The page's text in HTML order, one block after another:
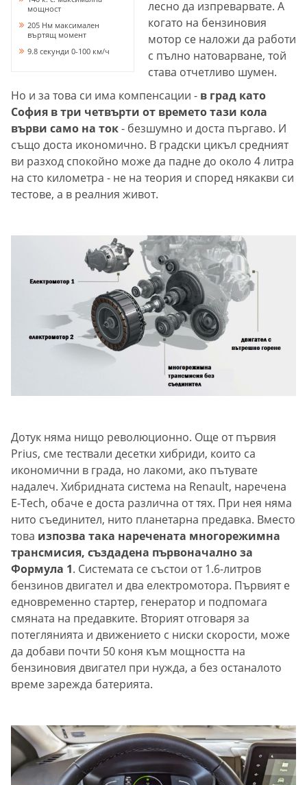
мощност
205 Нм максимален
въртящ момент
9.8 секунди 0-100 км/ч
лесно да изпреварвате. А
когато на бензиновия
мотор се наложи да работи
с пълно натоварване, той
става отчетливо шумен.
Но и за това си има компенсации - в град като
София в три четвърти от времето тази кола
върви само на ток- безшумно и доста пъргаво. И
също доста икономично. В градски цикъл средният
ви разход спокойно може да падне до около 4 литра
на сто километра - не на теория и според някакви си
тестове, а в реалния живот.
Дотук няма нищо революционно. Още от първия
Prius, сме тествали десетки хибриди, които са
икономични в града, но лакоми, ако пътувате
надалеч. Хибридната система на Renault, наречена
E-Теch, обаче е доста различна от тях. При нея няма
нито съединител, нито планетарна предавка. Вместо
това изпозва така наречената многорежимна
трансмисия, създадена първоначално за
Формула 1. Системата се състои от 1.6-литров
бензинов двигател и два електромотора. Първият е
едновременно стартер, генератор и подпомага
смяната на предавките. Вторият отговаря за
потеглянията и движението с ниски скорости, може
да добави почти 50 коня към мощността на
бензиновия двигател при нужда, а без останалото
време зарежда батерията.